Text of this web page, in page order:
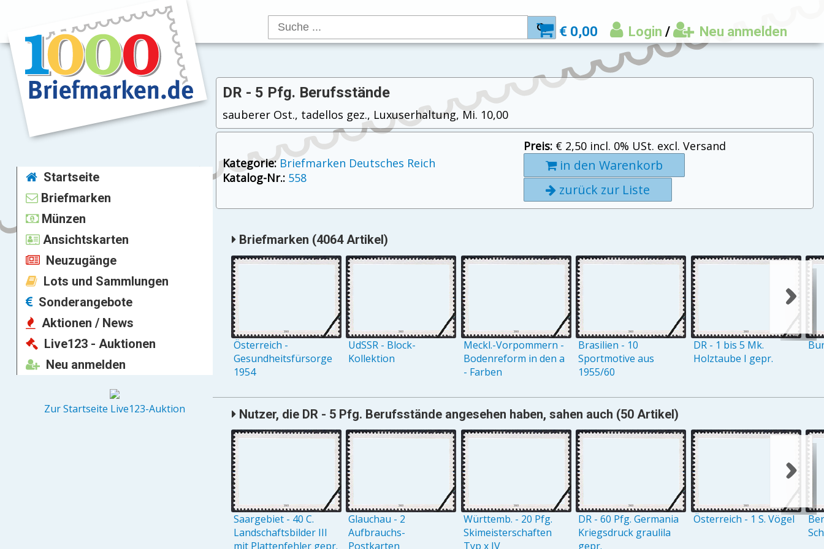
€ 0,00 Login / Neu anmelden
Startseite
Briefmarken
Münzen
Ansichtskarten
Neuzugänge
Lots und Sammlungen
Sonderangebote
Aktionen / News
Live123 - Auktionen
Neu anmelden
Zur Startseite Live123-Auktion
DR - 5 Pfg. Berufsstände
sauberer Ost., tadellos gez., Luxuserhaltung, Mi. 10,00
Kategorie: Briefmarken Deutsches Reich
Katalog-Nr.: 558
Preis: € 2,50 incl. 0% USt. excl. Versand
in den Warenkorb
zurück zur Liste
Briefmarken (4064 Artikel)
Österreich -
Gesundheitsfürsorge
1954
UdSSR - Block-
Kollektion
Meckl.-Vorpommern -
Bodenreform in den a
- Farben
Brasilien - 10
Sportmotive aus
1955/60
DR - 1 bis 5 Mk.
Holztaube I gepr.
Nutzer, die DR - 5 Pfg. Berufsstände angesehen haben, sahen auch (50 Artikel)
Saargebiet - 40 C.
Landschaftsbilder III
mit Plattenfehler gepr.
Glauchau - 2
Aufbrauchs-
Postkarten
Württemb. - 20 Pfg.
Skimeisterschaften
Typ x IV
DR - 60 Pfg. Germania
Kriegsdruck graulila
gepr.
Österreich - 1 S. Vögel